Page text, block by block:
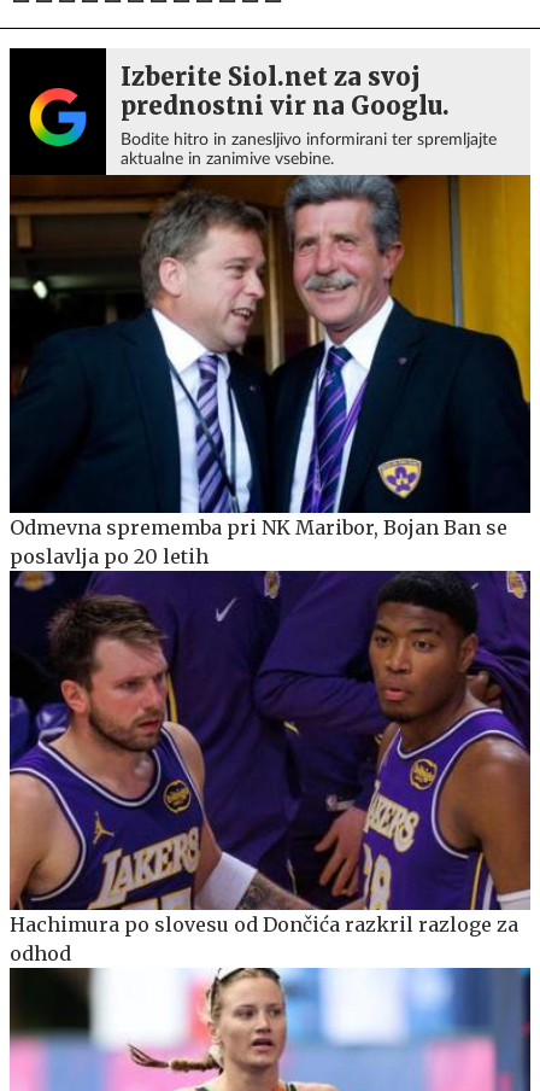
Izberite Siol.net za svoj
prednostni vir na Googlu.
Bodite hitro in zanesljivo informirani ter spremljajte
aktualne in zanimive vsebine.
Odmevna sprememba pri NK Maribor, Bojan Ban se
poslavlja po 20 letih
Hachimura po slovesu od Dončića razkril razloge za
odhod